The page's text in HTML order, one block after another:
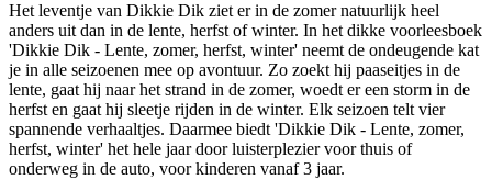
Het leventje van Dikkie Dik ziet er in de zomer natuurlijk heel
anders uit dan in de lente, herfst of winter. In het dikke voorleesboek
'Dikkie Dik - Lente, zomer, herfst, winter' neemt de ondeugende kat
je in alle seizoenen mee op avontuur. Zo zoekt hij paaseitjes in de
lente, gaat hij naar het strand in de zomer, woedt er een storm in de
herfst en gaat hij sleetje rijden in de winter. Elk seizoen telt vier
spannende verhaaltjes. Daarmee biedt 'Dikkie Dik - Lente, zomer,
herfst, winter' het hele jaar door luisterplezier voor thuis of
onderweg in de auto, voor kinderen vanaf 3 jaar.